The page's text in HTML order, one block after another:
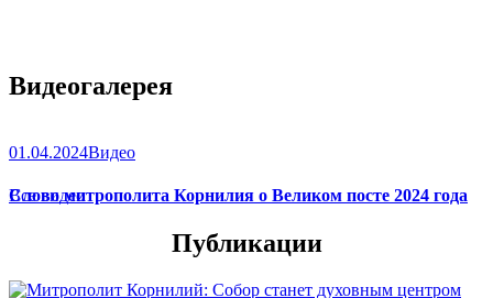
Видеогалерея
01.04.2024Видео
Слово митрополита Корнилия о Великом посте 2024 года
Все видео
Публикации